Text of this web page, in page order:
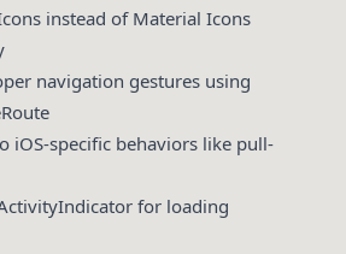
instead of Material Icons
navigation gestures using
iOS-specific behaviors like pull-
for loading